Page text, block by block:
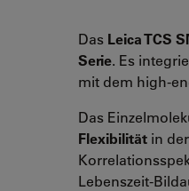
Das Leica TCS
Serie. Es
mit dem high-
Das
Flexibilität in der
Lebenszeit-